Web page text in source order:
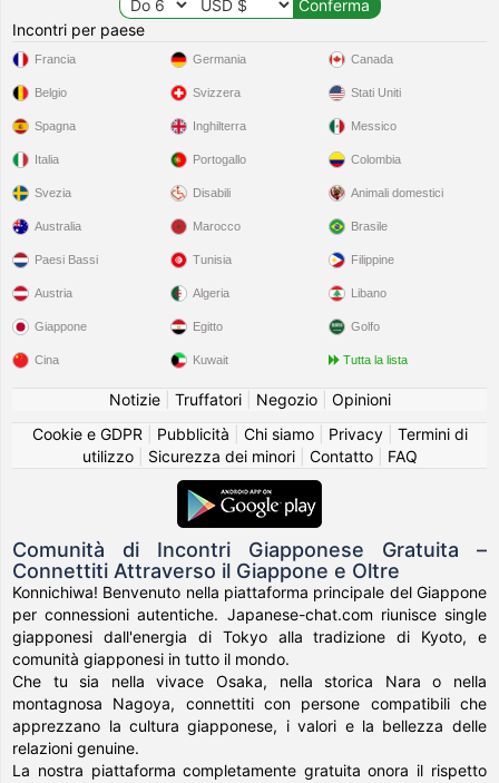
Incontri per paese
Francia
Belgio
Spagna
Italia
Svezia
Germania
Svizzera
Inghilterra
Portogallo
Disabili
Canada
Stati Uniti
Messico
Colombia
Animali domestici
Australia
Paesi Bassi
Austria
Giappone
Cina
Marocco
Tunisia
Algeria
Egitto
Kuwait
Brasile
Filippine
Libano
Golfo
Tutta la lista
Notizie| Truffatori| Negozio| Opinioni
Cookie e GDPR
Pubblicità Chi siamo| Privacy| Termini di
utilizzo| Sicurezza dei minori| Contatto| FAQ
Comunità di Incontri Giapponese Gratuita –
Connettiti Attraverso il Giappone e Oltre
Konnichiwa! Benvenuto nella piattaforma principale del Giappone
per connessioni autentiche. Japanese-chat.com riunisce single
giapponesi dall'energia di Tokyo alla tradizione di Kyoto, e
comunità giapponesi in tutto il mondo.
Che tu sia nella vivace Osaka, nella storica Nara o nella
montagnosa Nagoya, connettiti con persone compatibili che
apprezzano la cultura giapponese, i valori e la bellezza delle
relazioni genuine.
La nostra piattaforma completamente gratuita onora il rispetto